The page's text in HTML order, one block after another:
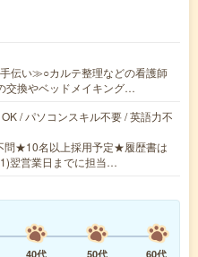
伝い≫○カルテ整理などの看護師
交換やベッドメイキング…
/ パソコンスキル不要 / 英語力不
問★10名以上採用予定★履歴書は
翌営業日までに担当…
40代 50代
60代